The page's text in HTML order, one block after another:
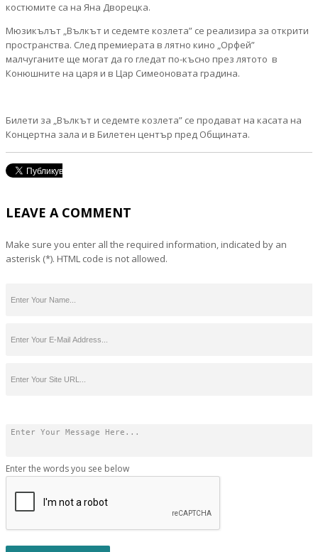
костюмите са на Яна Дворецка.
Мюзикълът „Вълкът и седемте козлета” се реализира за открити
пространства. След премиерата в лятно кино „Орфей”
малчуганите ще могат да го гледат по-късно през лятото в
Конюшните на царя и в Цар Симеоновата градина.
Билети за „Вълкът и седемте козлета” се продават на касата на
Концертна зала и в Билетен център пред Общината.
LEAVE A COMMENT
Make sure you enter all the required information, indicated by an
asterisk (*). HTML code is not allowed.
Enter the words you see below